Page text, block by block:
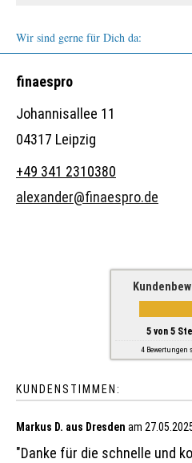
Wir sind gerne für Dich da:
finaespro
Johannisallee 11
04317 Leipzig
+49 341 2310380
alexander@finaespro.de
5 von 5
4Bewertungen
KUNDENSTIMMEN:
Markus D. aus Dresden am
"Danke für die schnelle und